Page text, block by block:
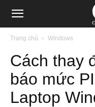
Blog
chia
Trang chủ Windows
Cách thay
báo mức
Laptop